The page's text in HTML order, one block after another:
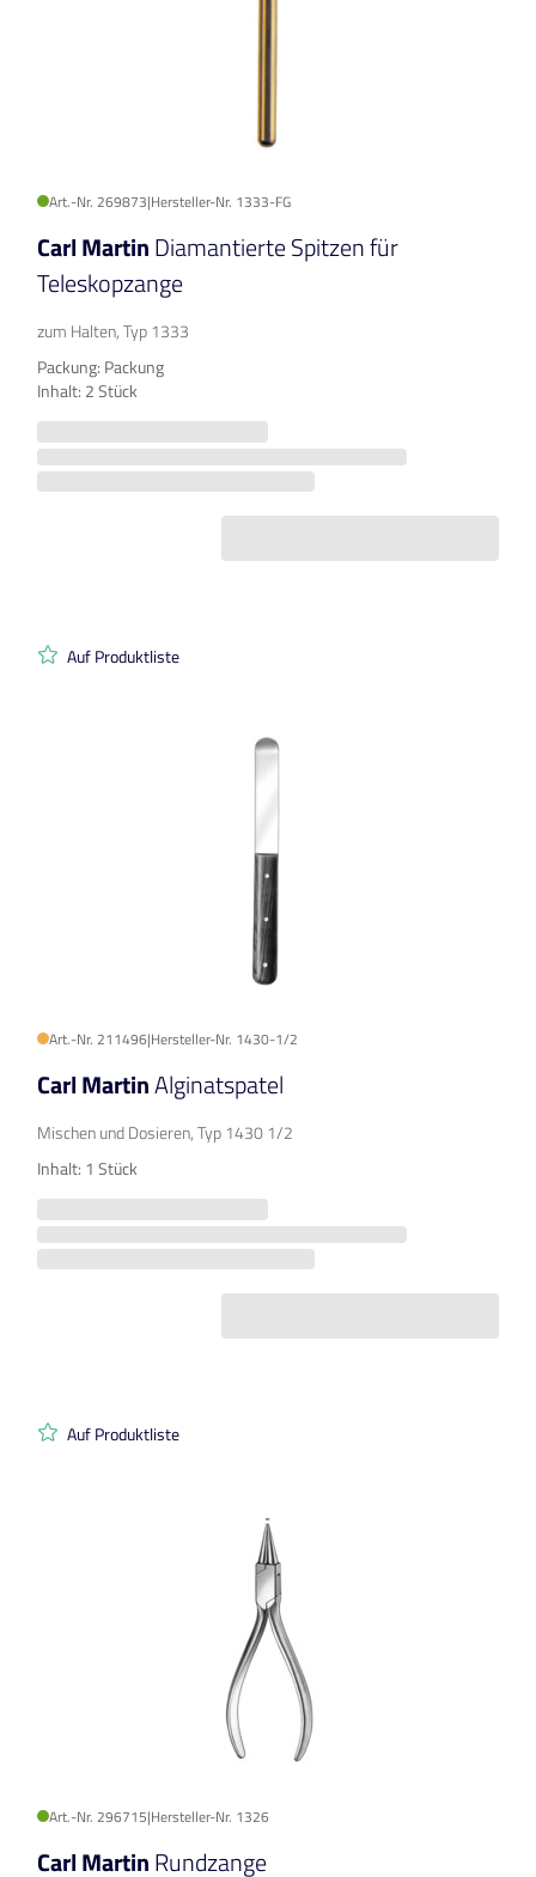
Art.-Nr. 269873|Hersteller-Nr. 1333-FG
Carl MartinDiamantierte Spitzen für
Teleskopzange
zum Halten, Typ 1333
Packung: Packung
Inhalt: 2 Stück
Auf Produktliste
Art.-Nr. 211496|Hersteller-Nr. 1430-1/2
Carl MartinAlginatspatel
Mischen und Dosieren, Typ 1430 1/2
Inhalt: 1 Stück
Auf Produktliste
Art.-Nr. 296715|Hersteller-Nr. 1326
Carl MartinRundzange